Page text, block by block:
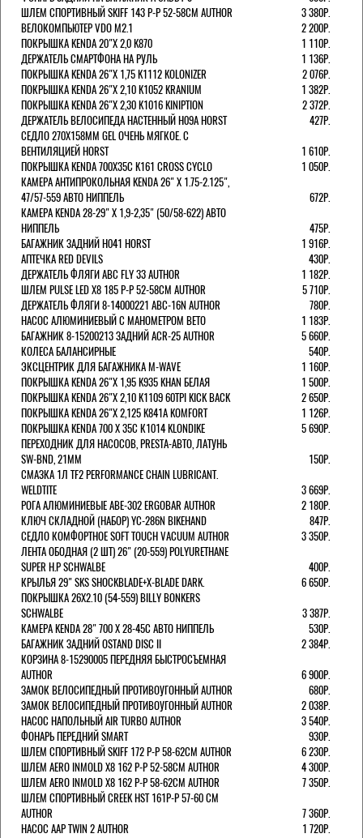
ШЛЕМ СПОРТИВНЫЙ SKIFF 143 Р-Р 52-58СМ AUTHOR
3 380Р.
ВЕЛОКОМПЬЮТЕР VDO M2.1
2 200Р.
ПОКРЫШКА KENDA 20"Х 2,0 K870
1 110Р.
ДЕРЖАТЕЛЬ СМАРТФОНА НА РУЛЬ
1 136Р.
ПОКРЫШКА KENDA 26"Х 1,75 K1112 KOLONIZER
2 076Р.
ПОКРЫШКА KENDA 26"Х 2,10 K1052 KRANIUM
1 382Р.
ПОКРЫШКА KENDA 26"Х 2,30 K1016 KINIPTION
2 372Р.
ДЕРЖАТЕЛЬ ВЕЛОСИПЕДА НАСТЕННЫЙ H09A HORST
427Р.
СЕДЛО 270Х158ММ GEL ОЧЕНЬ МЯГКОЕ. С
ВЕНТИЛЯЦИЕЙ HORST
1 610Р.
ПОКРЫШКА KENDA 700Х35С K161 CROSS CYCLO
1 050Р.
КАМЕРА АНТИПРОКОЛЬНАЯ KENDA 26" Х 1.75-2.125",
47/57-559 АВТО НИППЕЛЬ
672Р.
КАМЕРА KENDA 28-29" Х 1,9-2,35" (50/58-622) АВТО
НИППЕЛЬ
475Р.
БАГАЖНИК ЗАДНИЙ H041 HORST
1 916Р.
АПТЕЧКА RED DEVILS
430Р.
ДЕРЖАТЕЛЬ ФЛЯГИ АВС FLY 33 AUTHOR
1 182Р.
ШЛЕМ PULSE LED X8 185 Р-Р 52-58СМ AUTHOR
5 710Р.
ДЕРЖАТЕЛЬ ФЛЯГИ 8-14000221 ABC-16N AUTHOR
780Р.
НАСОС АЛЮМИНИЕВЫЙ С МАНОМЕТРОМ BETO
1 183Р.
БАГАЖНИК 8-15200213 ЗАДНИЙ ACR-25 AUTHOR
5 660Р.
КОЛЕСА БАЛАНСИРНЫЕ
540Р.
ЭКСЦЕНТРИК ДЛЯ БАГАЖНИКА M-WAVE
1 160Р.
ПОКРЫШКА KENDA 26"Х 1,95 K935 KHAN БЕЛАЯ
1 500Р.
ПОКРЫШКА KENDA 26"Х 2,10 K1109 60TPI KICK BACK
2 650Р.
ПОКРЫШКА KENDA 26"Х 2,125 K841A KOMFORT
1 126Р.
ПОКРЫШКА KENDA 700 Х 35С К1014 KLONDIKE
5 690Р.
ПЕРЕХОДНИК ДЛЯ НАСОСОВ, PRESTA-АВТО, ЛАТУНЬ
SW-BND, 21ММ
150Р.
СМАЗКА 1Л TF2 PERFORMANCE CHAIN LUBRICANT.
WELDTITE
3 669Р.
РОГА АЛЮМИНИЕВЫЕ ABE-302 ERGOBAR AUTHOR
2 180Р.
КЛЮЧ СКЛАДНОЙ (НАБОР) YC-286N BIKEHAND
847Р.
СЕДЛО КОМФОРТНОЕ SOFT TOUCH VACUUM AUTHOR
3 350Р.
ЛЕНТА ОБОДНАЯ (2 ШТ) 26" (20-559) POLYURETHANE
SUPER H.P SCHWALBE
400Р.
КРЫЛЬЯ 29" SKS SHOCKBLADE+X-BLADE DARK.
6 650Р.
ПОКРЫШКА 26X2.10 (54-559) BILLY BONKERS
SCHWALBE
3 387Р.
КАМЕРА KENDA 28" 700 Х 28-45С АВТО НИППЕЛЬ
530Р.
БАГАЖНИК ЗАДНИЙ OSTAND DISC II
2 384Р.
КОРЗИНА 8-15290005 ПЕРЕДНЯЯ БЫСТРОСЪЕМНАЯ
AUTHOR
6 900Р.
ЗАМОК ВЕЛОСИПЕДНЫЙ ПРОТИВОУГОННЫЙ AUTHOR
680Р.
ЗАМОК ВЕЛОСИПЕДНЫЙ ПРОТИВОУГОННЫЙ AUTHOR
2 038Р.
НАСОС НАПОЛЬНЫЙ AIR TURBO AUTHOR
3 540Р.
ФОНАРЬ ПЕРЕДНИЙ SMART
930Р.
ШЛЕМ СПОРТИВНЫЙ SKIFF 172 Р-Р 58-62СМ AUTHOR
6 230Р.
ШЛЕМ AERO INMOLD X8 162 Р-Р 52-58СМ AUTHOR
4 300Р.
ШЛЕМ AERO INMOLD X8 162 Р-Р 58-62СМ AUTHOR
7 350Р.
ШЛЕМ СПОРТИВНЫЙ CREEK HST 161Р-Р 57-60 СМ
AUTHOR
7 360Р.
НАСОС AAP TWIN 2 AUTHOR
1 720Р.